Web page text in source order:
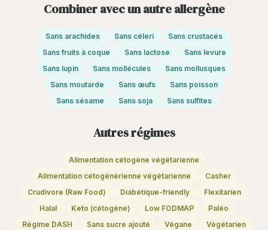
Combiner avec un autre allergène
Sans arachides Sans céleri
Sans crustacés
Sans fruits à coque
Sans lactose
Sans levure
Sans lupin
Sans mollécules
Sans mollusques
Sans moutarde
Sans œufs
Sans poisson
Sans sésame
Sans soja Sans sulfites
Autres régimes
Alimentation cétogène végétarienne
Alimentation cétogénérienne végétarienne
Casher
Crudivore (Raw Food)
Diabétique-friendly
Flexitarien
Halal
Keto (cétogène) Low FODMAP
Paléo
Régime DASH
Sans sucre ajouté Végane
Végétarien